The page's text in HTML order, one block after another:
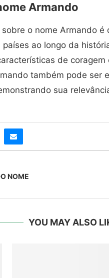
Armando
o nome Armando é
ao longo da
de
também pode
sua
NOME
YOU MAY ALSO